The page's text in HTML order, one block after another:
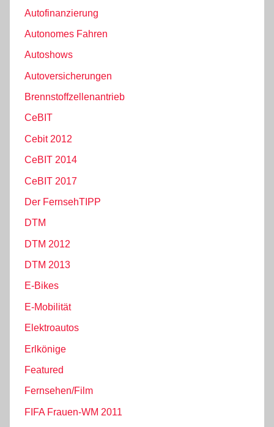
Autofinanzierung
Autonomes Fahren
Autoshows
Autoversicherungen
Brennstoffzellenantrieb
CeBIT
Cebit 2012
CeBIT 2014
CeBIT 2017
Der FernsehTIPP
DTM
DTM 2012
DTM 2013
E-Bikes
E-Mobilität
Elektroautos
Erlkönige
Featured
Fernsehen/Film
FIFA Frauen-WM 2011